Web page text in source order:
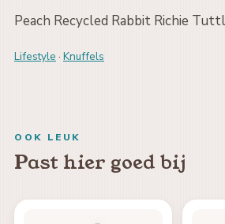
Peach Recycled Rabbit Richie
Lifestyle · Knuffels
OOK LEUK
Past hier goed bij